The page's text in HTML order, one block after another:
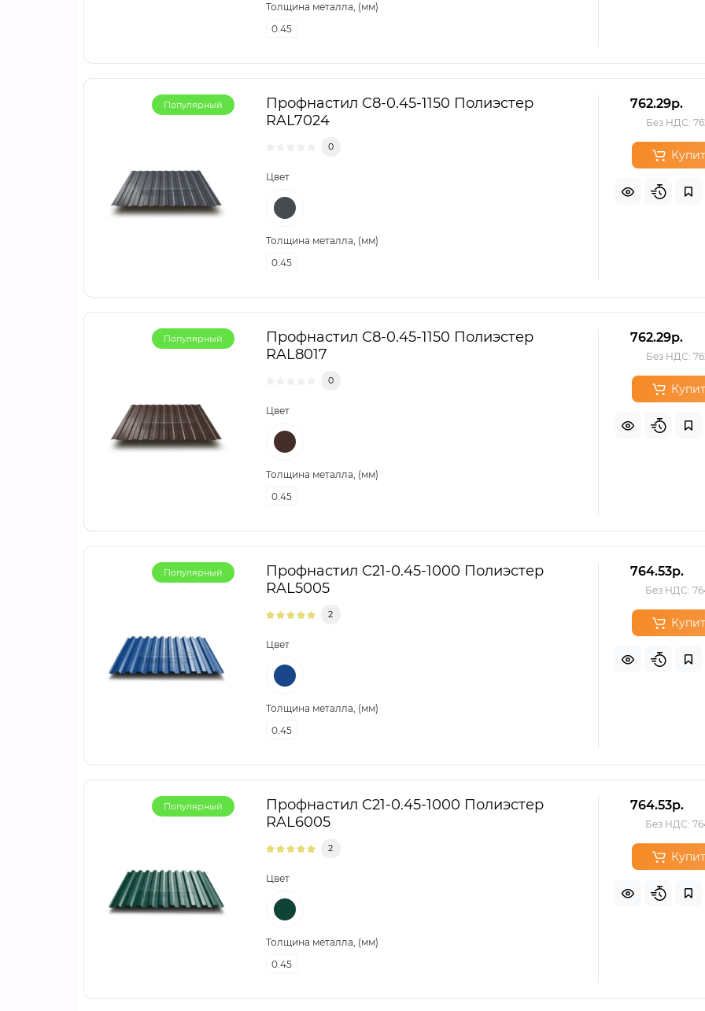
Толщина металла, (мм)
0.45
Популярный
Профнастил С8-0.45-1150 Полиэстер
RAL7024
Цвет
Толщина металла, (мм)
0.45
0
762.29р.
Без НДС:
Популярный
Профнастил С8-0.45-1150 Полиэстер
RAL8017
Цвет
Толщина металла, (мм)
0.45
0
762.29р.
Без НДС:
Популярный
Профнастил C21-0.45-1000 Полиэстер
RAL5005
Цвет
Толщина металла, (мм)
0.45
2
764.53р.
Без НДС:
Популярный
Профнастил C21-0.45-1000 Полиэстер
RAL6005
Цвет
Толщина металла, (мм)
0.45
2
764.53р.
Без НДС: